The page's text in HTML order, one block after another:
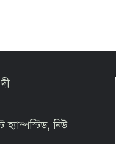
হ্যাম্পস্টিড, নিউ